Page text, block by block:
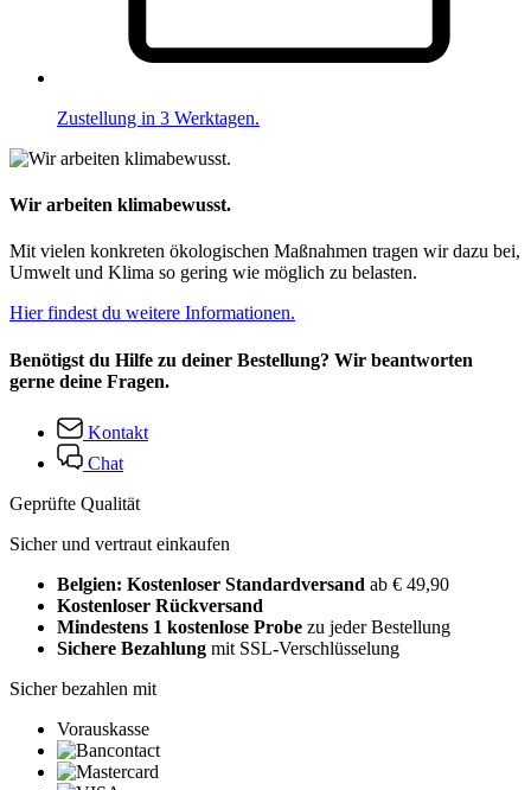
Zustellung in 3 Werktagen.
Wir arbeiten klimabewusst.
Mit vielen konkreten ökologischen Maßnahmen tragen wir dazu bei,
Umwelt und Klima so gering wie möglich zu belasten.
Hier findest du weitere Informationen.
Benötigst du Hilfe zu deiner Bestellung? Wir beantworten
gerne deine Fragen.
Kontakt
Chat
Geprüfte Qualität
Sicher und vertraut einkaufen
Belgien: Kostenloser Standardversand ab € 49,90
Kostenloser Rückversand
Mindestens 1 kostenlose Probe zu jeder Bestellung
Sichere Bezahlung mit SSL-Verschlüsselung
Sicher bezahlen mit
Vorauskasse